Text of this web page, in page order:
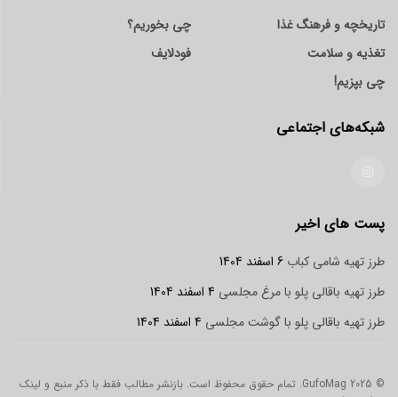
تاریخچه و فرهنگ غذا
تغذیه و سلامت
چی بپزیم!
چی بخوریم؟
فودلایف
شبکه‌های اجتماعی
پست های اخیر
طرز تهیه شامی کباب 6 اسفند 1404
طرز تهیه باقالی پلو با مرغ مجلسی 4 اسفند 1404
طرز تهیه باقالی پلو با گوشت مجلسی 4 اسفند 1404
© 2025 GufoMag. تمام حقوق محفوظ است. بازنشر مطالب فقط با ذکر منبع و لینک